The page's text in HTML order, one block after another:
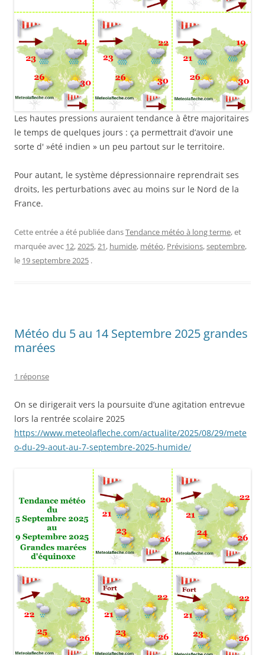
Les hautes pressions auraient tendance à être majoritaires
le temps de quelques jours : ça permettrait d’avoir une
sorte d' »été indien » un peu partout sur le territoire.
Pour autant, le système dépressionnaire reprendrait ses
droits, les perturbations avec au moins sur le Nord de la
France.
Cette entrée a été publiée dansTendance météo à long terme, et
marquée avec 12,2025,21, humide, météo, Prévisions,septembre,
le 19 septembre 2025 .
Météo du 5 au 14 Septembre 2025 grandes
marées
1 réponse
On se dirigerait vers la poursuite d’une agitation entrevue
lors la rentrée scolaire 2025
https://www.meteolafleche.com/actualite/2025/08/29/mete
o-du-29-aout-au-7-septembre-2025-humide/